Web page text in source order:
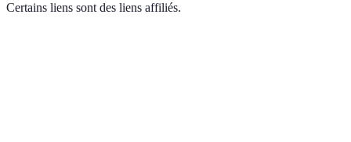
Certains liens sont des liens affiliés.